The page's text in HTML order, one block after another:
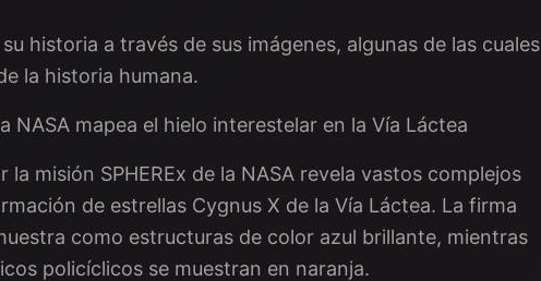
historia a través de sus imágenes, algunas de las cuales
la historia humana.
NASA mapea el hielo interestelar en la Vía Láctea
misión SPHEREx de la NASA revela vastos complejos
de estrellas Cygnus X de la Vía Láctea. La firma
como estructuras de color azul brillante, mientras
policíclicos se muestran en naranja.